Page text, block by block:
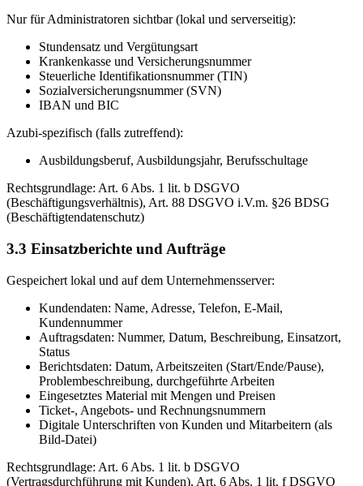
Nur für Administratoren sichtbar (lokal und serverseitig):
Stundensatz und Vergütungsart
Krankenkasse und Versicherungsnummer
Steuerliche Identifikationsnummer (TIN)
Sozialversicherungsnummer (SVN)
IBAN und BIC
Azubi-spezifisch (falls zutreffend):
Ausbildungsberuf, Ausbildungsjahr, Berufsschultage
Rechtsgrundlage: Art. 6 Abs. 1 lit. b DSGVO
(Beschäftigungsverhältnis), Art. 88 DSGVO i.V.m. §26 BDSG
(Beschäftigtendatenschutz)
3.3 Einsatzberichte und Aufträge
Gespeichert lokal und auf dem Unternehmensserver:
Kundendaten: Name, Adresse, Telefon, E-Mail,
Kundennummer
Auftragsdaten: Nummer, Datum, Beschreibung, Einsatzort,
Status
Berichtsdaten: Datum, Arbeitszeiten (Start/Ende/Pause),
Problembeschreibung, durchgeführte Arbeiten
Eingesetztes Material mit Mengen und Preisen
Ticket-, Angebots- und Rechnungsnummern
Digitale Unterschriften von Kunden und Mitarbeitern (als
Bild-Datei)
Rechtsgrundlage: Art. 6 Abs. 1 lit. b DSGVO
(Vertragsdurchführung mit Kunden), Art. 6 Abs. 1 lit. f DSGVO